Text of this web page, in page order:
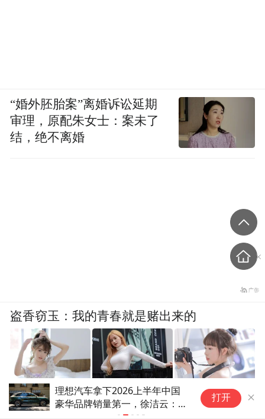
理想汽车拿下2026上半年中国
豪华品牌销量第一，徐洁云：祝
打开
“婚外胚胎案”离婚诉讼延期
审理，原配朱女士：案未了
结，绝不离婚
盗香窃玉：我的青春就是赌出来的
爽文